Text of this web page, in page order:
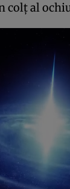
colţ al